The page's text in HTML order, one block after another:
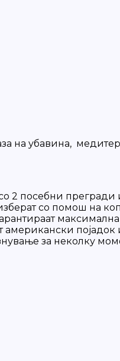
на убавина,
2 посебни прегради
со помош на
појадок
за неколку